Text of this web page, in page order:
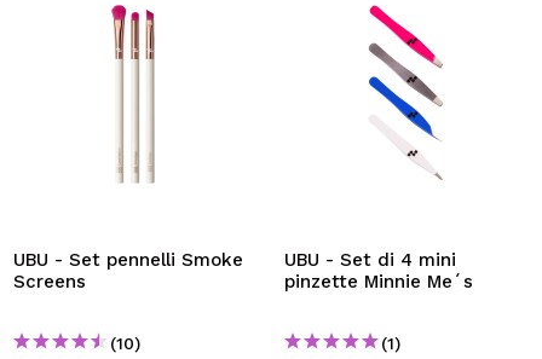
UBU - Set pennelli Smoke
Screens
(10)
UBU - Set di 4 mini
pinzette Minnie Me´s
(1)